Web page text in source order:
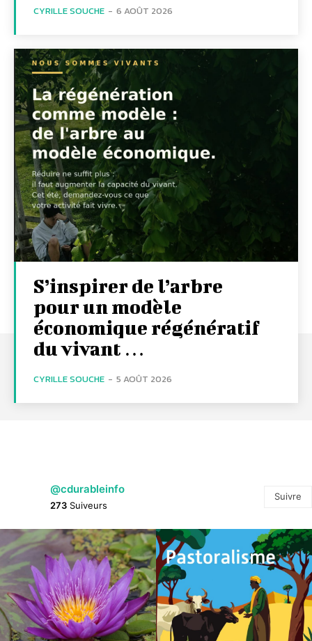
CYRILLE SOUCHE - 6 AOÛT 2026
S’inspirer de l’arbre
pour un modèle
économique régénératif
du vivant …
CYRILLE SOUCHE - 5 AOÛT 2026
@cdurableinfo
273 Suiveurs
Suivre